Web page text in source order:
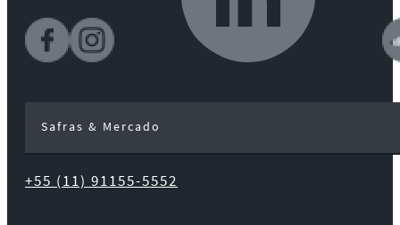
Safras & Mercado
+55 (11) 91155-5552